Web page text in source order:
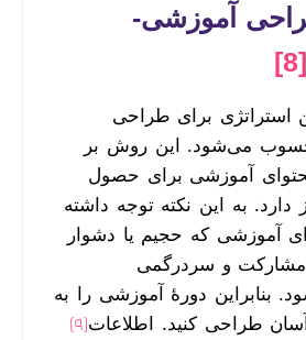
آموزشی-
[8]
استراتژی برای طراحی
می‌شود. این روش بر
آموزشی برای حصول
دارد. به این نکته توجه داشته
آموزشی که حجیم یا دشوار
و سردرگمی
بنابراین دورۀ آموزشی را به
طراحی کنید. اطلاعات[9]